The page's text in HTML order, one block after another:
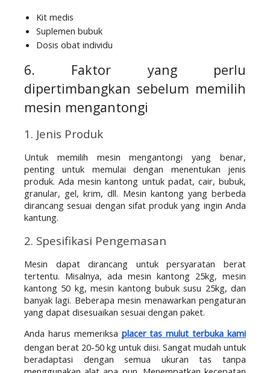
Kit medis
Suplemen bubuk
Dosis obat individu
6. Faktor yang perlu
dipertimbangkan sebelum memilih
mesin mengantongi
1. Jenis Produk
Untuk memilih mesin mengantongi yang benar,
penting untuk memulai dengan menentukan jenis
produk. Ada mesin kantong untuk padat, cair, bubuk,
granular, gel, krim, dll. Mesin kantong yang berbeda
dirancang sesuai dengan sifat produk yang ingin Anda
kantung.
2. Spesifikasi Pengemasan
Mesin dapat dirancang untuk persyaratan berat
tertentu. Misalnya, ada mesin kantong 25kg, mesin
kantong 50 kg, mesin kantong bubuk susu 25kg, dan
banyak lagi. Beberapa mesin menawarkan pengaturan
yang dapat disesuaikan sesuai dengan paket.
Anda harus memeriksa
dengan berat 20-50 kg untuk diisi. Sangat mudah untuk
beradaptasi dengan semua ukuran tas tanpa